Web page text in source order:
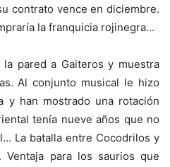
contrato vence en diciembre.
la franquicia rojinegra…
la pared a Gaiteros y muestra
Al conjunto musical le hizo
y han mostrado una rotación
tenía nueve años que no
La batalla entre Cocodrilos y
Ventaja para los saurios que